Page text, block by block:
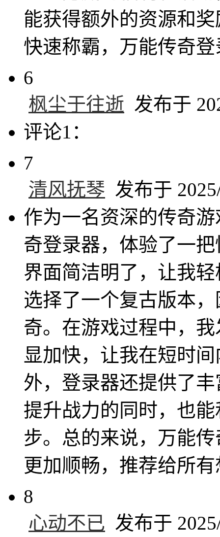
能获得额外的资源和
快速称霸，万能传奇
6
枫尘于往逝 发布于
评论1：
7
清风抚琴 发布于
作为一名资深的传奇
奇登录器，体验了一
界面简洁明了，让我
选择了一个复古版本
奇。在游戏过程中，
显加快，让我在短时
外，登录器还提供了
提升战力的同时，也
步。总的来说，万能
更加顺畅，推荐给所
8
心动不已 发布于